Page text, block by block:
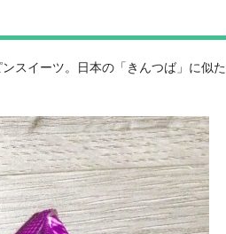
スイーツ。日本の「きんつば」に似た